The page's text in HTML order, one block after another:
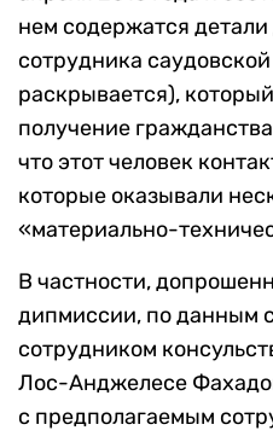
нем содержатся
сотрудника
раскрывается),
получение
что этот человек
которые оказывали
«‎материально-
В частности,
дипмиссии, по данным
сотрудником
Лос-Анджелесе
с предполагаемым